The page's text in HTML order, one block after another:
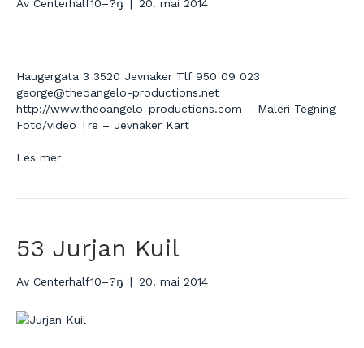
Av Centerhalf10–?ŋ 20. mai 2014
Haugergata 3 3520 Jevnaker Tlf 950 09 023
george@theoangelo-productions.net
http://www.theoangelo-productions.com – Maleri Tegning
Foto/video Tre – Jevnaker Kart
Les mer
53 Jurjan Kuil
Av Centerhalf10–?ŋ | 20. mai 2014